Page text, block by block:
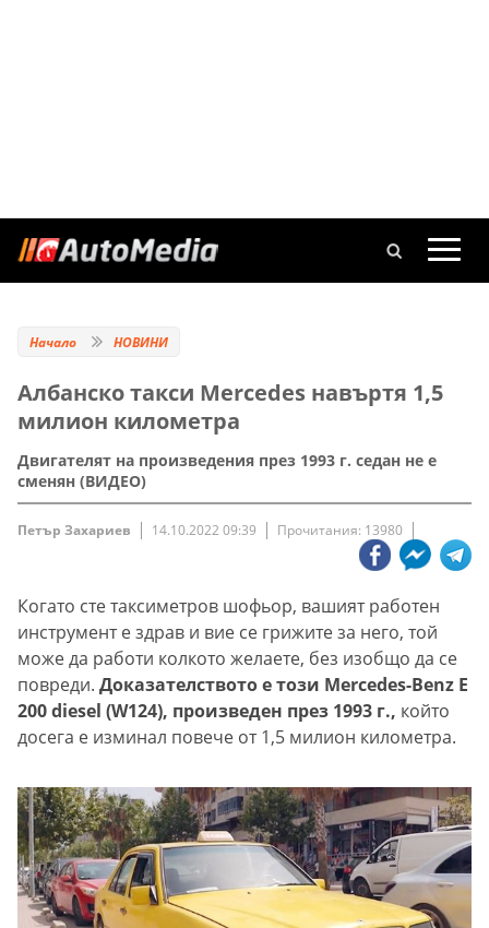
Начало НОВИНИ
Албанско такси Mercedes навъртя 1,5
милион километра
Двигателят на произведения през 1993 г. седан не е
сменян (ВИДЕО)
Петър Захариев 14.10.2022 09:39 Прочитания: 13980
Когато сте таксиметров шофьор, вашият работен
инструмент е здрав и вие се грижите за него, той
може да работи колкото желаете, без изобщо да се
повреди. Доказателството е този Mercedes-Benz E
200 diesel (W124), произведен през 1993 г., който
досега е изминал повече от 1,5 милион километра.